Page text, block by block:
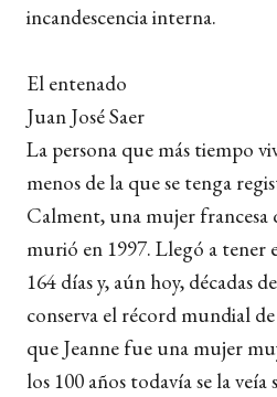
incandescencia interna.
El entenado
Juan José Saer
La persona que más tiempo
menos de la que se tenga
Calment, una mujer francesa
murió en 1997. Llegó a tener
164 días y, aún hoy, décadas
conserva el récord mundial
que Jeanne fue una mujer
los 100 años todavía se la veía